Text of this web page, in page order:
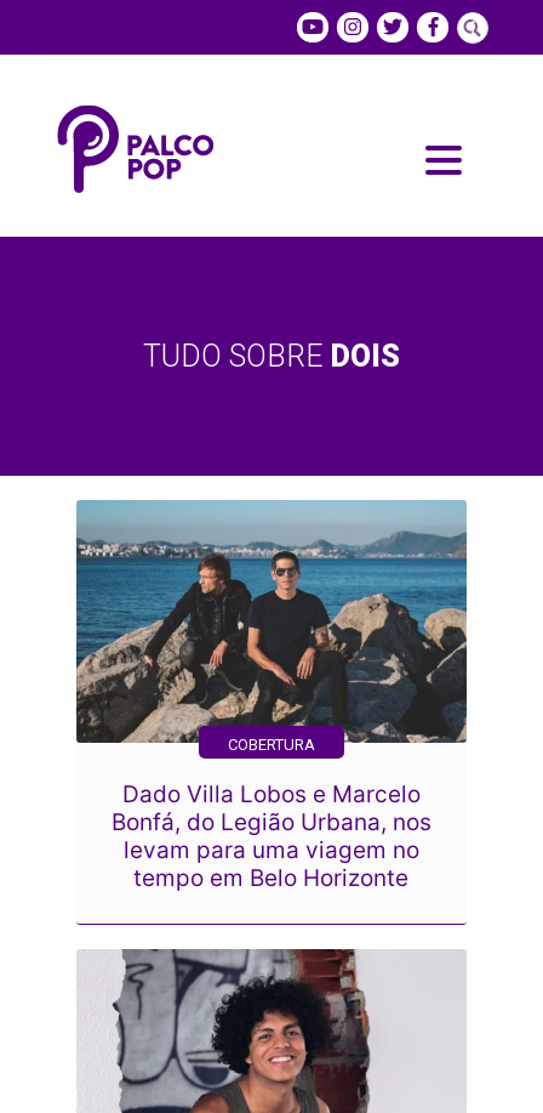
TUDO SOBRE DOIS
COBERTURA
Dado Villa Lobos e Marcelo
Bonfá, do Legião Urbana, nos
levam para uma viagem no
tempo em Belo Horizonte